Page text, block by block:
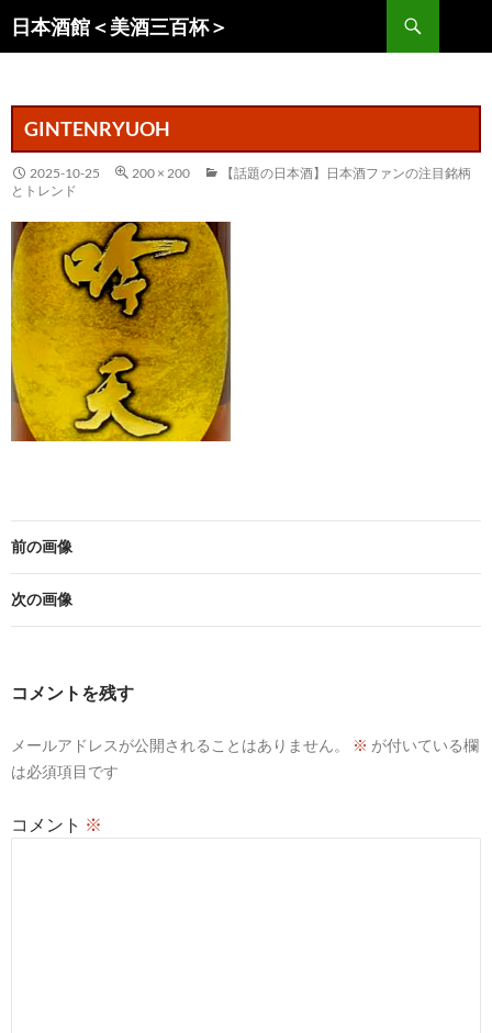
ン
ス
キ
ッ
プ
日本酒館＜美酒三百杯＞
索
GINTENRYUOH
2025-10-25 200 × 200
【話題の日本酒】日本酒ファンの注目銘柄
とトレンド
前の画像
次の画像
コメントを残す
メールアドレスが公開されることはありません。 ※ が付いている欄
は必須項目です
コメント ※